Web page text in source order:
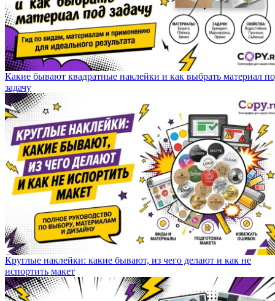
Какие бывают квадратные наклейки и как выбрать материал
задачу
Круглые наклейки: какие бывают, из чего делают и как не
испортить макет